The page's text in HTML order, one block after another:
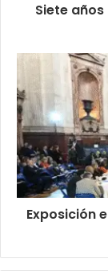
Siete
Exposición